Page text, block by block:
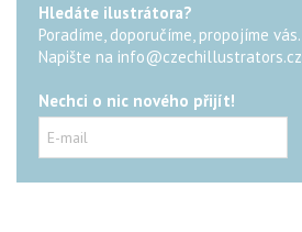
Hledáte ilustrátora?
Poradíme, doporučíme, propojíme vás.
Napište na info@czechillustrators.cz
Nechci o nic nového přijít!